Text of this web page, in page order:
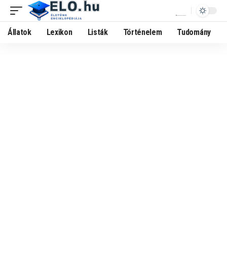
Állatok Lexikon Listák Történelem Tudomány